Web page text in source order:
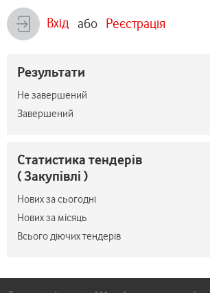
Вхід або Реєстрація
Результати
Не завершений
Завершений
Статистика тендерів
( Закупівлі )
Нових за сьогодні
Нових за місяць
Всього діючих тендерів